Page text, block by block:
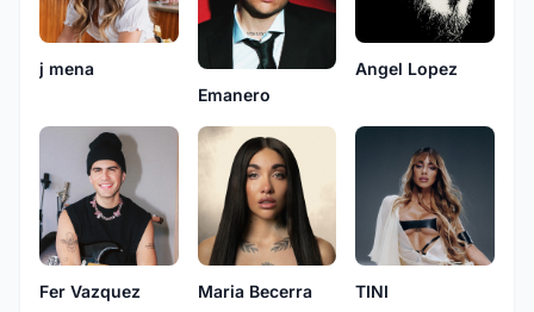
j mena
Emanero
Angel Lopez
Fer Vazquez Maria Becerra TINI